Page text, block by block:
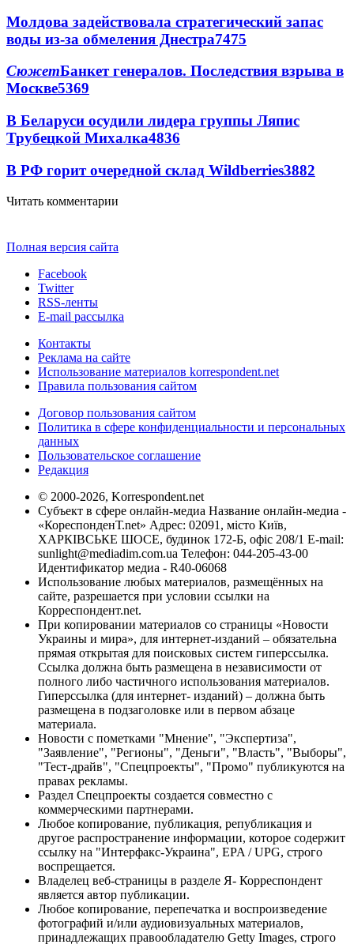
Молдова задействовала стратегический запас
воды из-за обмеления Днестра7475
СюжетБанкет генералов. Последствия взрыва в
Москве5369
В Беларуси осудили лидера группы Ляпис
Трубецкой Михалка4836
В РФ горит очередной склад Wildberries3882
Читать комментарии
Полная версия сайта
Facebook
Twitter
RSS-ленты
E-mail рассылка
Контакты
Реклама на сайте
Использование материалов korrespondent.net
Правила пользования сайтом
Договор пользования сайтом
Политика в сфере конфиденциальности и персональных
данных
Пользовательское соглашение
Редакция
© 2000-2026, Korrespondent.net
Субъект в сфере онлайн-медиа Название онлайн-медиа -
«КореспонденТ.net» Адрес: 02091, місто Київ,
ХАРКІВСЬКЕ ШОСЕ, будинок 172-Б, офіс 208/1 E-mail:
sunlight@mediadim.com.ua Телефон: 044-205-43-00
Идентификатор медиа - R40-06068
Использование любых материалов, размещённых на
сайте, разрешается при условии ссылки на
Корреспондент.net.
При копировании материалов со страницы «Новости
Украины и мира», для интернет-изданий – обязательна
прямая открытая для поисковых систем гиперссылка.
Ссылка должна быть размещена в независимости от
полного либо частичного использования материалов.
Гиперссылка (для интернет- изданий) – должна быть
размещена в подзаголовке или в первом абзаце
материала.
Новости с пометками "Мнение", "Экспертиза",
"Заявление", "Регионы", "Деньги", "Власть", "Выборы",
"Тест-драйв", "Спецпроекты", "Промо" публикуются на
правах рекламы.
Раздел Спецпроекты создается совместно с
коммерческими партнерами.
Любое копирование, публикация, републикация и
другое распространение информации, которое содержит
ссылку на "Интерфакс-Украина", EPA / UPG, строго
воспрещается.
Владелец веб-страницы в разделе Я- Корреспондент
является автор публикации.
Любое копирование, перепечатка и воспроизведение
фотографий и/или аудиовизуальных материалов,
принадлежащих правообладателю Getty Images, строго